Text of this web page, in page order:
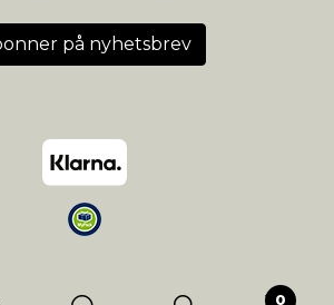
0
på nyhetsbrev